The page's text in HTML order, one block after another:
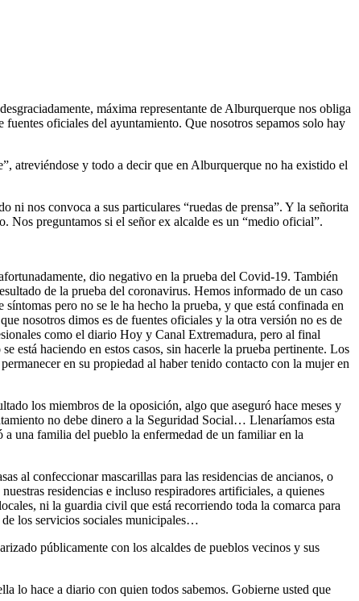
máxima representante de Alburquerque nos obliga
oficiales del ayuntamiento. Que nosotros sepamos solo hay
atreviéndose y todo a decir que en Alburquerque no ha existido el
nos convoca a sus particulares “ruedas de prensa”. Y la señorita
Nos preguntamos si el señor ex alcalde es un “medio oficial”.
dio negativo en la prueba del Covid-19. También
de la prueba del coronavirus. Hemos informado de un caso
pero no se le ha hecho la prueba, y que está confinada en
nosotros dimos es de fuentes oficiales y la otra versión no es de
como el diario Hoy y Canal Extremadura, pero al final
está haciendo en estos casos, sin hacerle la prueba pertinente. Los
en su propiedad al haber tenido contacto con la mujer en
los miembros de la oposición, algo que aseguró hace meses y
no debe dinero a la Seguridad Social… Llenaríamos esta
una familia del pueblo la enfermedad de un familiar en la
al confeccionar mascarillas para las residencias de ancianos, o
residencias e incluso respiradores artificiales, a quienes
ni la guardia civil que está recorriendo toda la comarca para
de los servicios sociales municipales…
públicamente con los alcaldes de pueblos vecinos y sus
lo hace a diario con quien todos sabemos. Gobierne usted que